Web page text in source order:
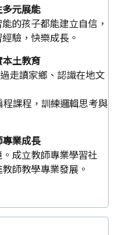
多元展能
的孩子都能建立自信，
驗，快樂成長。
本土教育
走讀家鄉、認識在地文
課程，訓練邏輯思考與
專業成長
成立教師專業學習社
師教學專業發展。